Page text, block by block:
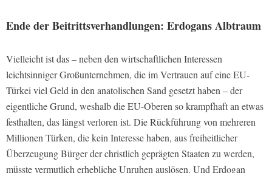
Ende der Beitrittsverhandlungen: Erdogans Albtraum
Vielleicht ist das – neben den wirtschaftlichen Interessen
leichtsinniger Großunternehmen, die im Vertrauen auf eine EU-
Türkei viel Geld in den anatolischen Sand gesetzt haben – der
eigentliche Grund, weshalb die EU-Oberen so krampfhaft an etwas
festhalten, das längst verloren ist. Die Rückführung von mehreren
Millionen Türken, die kein Interesse haben, aus freiheitlicher
Überzeugung Bürger der christlich geprägten Staaten zu werden,
müsste vermutlich erhebliche Unruhen auslösen. Und Erdogan